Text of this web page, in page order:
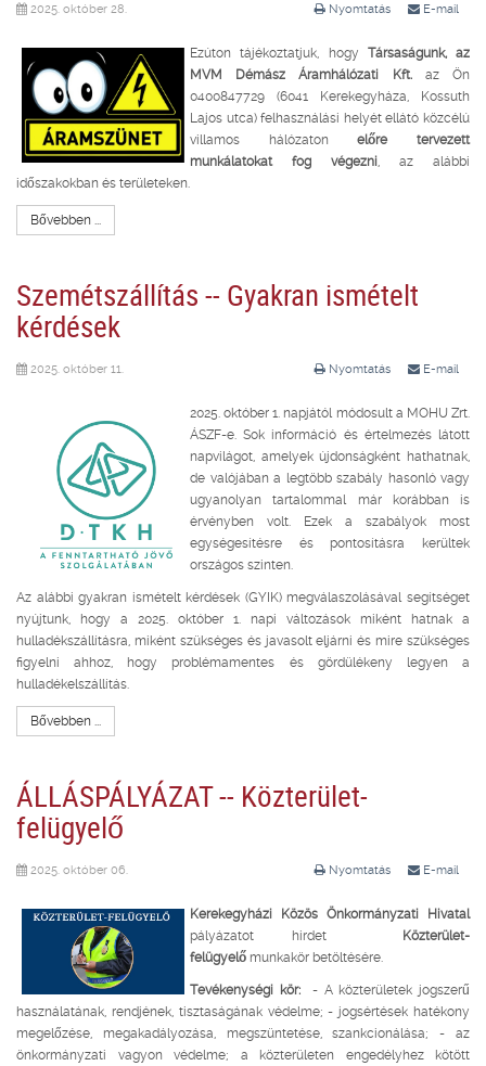
Nyomtatás E-mail
2025. október 28.
Ezúton tájékoztatjuk, hogy Társaságunk, az
MVM Démász Áramhálózati Kft.az Ön
0400847729 (6041 Kerekegyháza, Kossuth
Lajos utca) felhasználási helyét ellátó közcélú
villamos hálózatonelőre tervezett
munkálatokat fog végezni , az alábbi
időszakokban és területeken.
Bővebben ...
Szemétszállítás -- Gyakran ismételt
kérdések
Nyomtatás E-mail
2025. október 11.
2025. október 1. napjától módosult a MOHU Zrt.
ÁSZF-e. Sok információ és értelmezés látott
napvilágot, amelyek újdonságként hathatnak,
de valójában a legtöbb szabály hasonló vagy
ugyanolyan tartalommal már korábban is
érvényben volt. Ezek a szabályok most
egységesítésre és pontosításra kerültek
országos szinten.
Az alábbi gyakran ismételt kérdések (GYIK) megválaszolásával segítséget
nyújtunk, hogy a 2025. október 1. napi változások miként hatnak a
hulladékszállításra, miként szükséges és javasolt eljárni és mire szükséges
figyelni ahhoz, hogy problémamentes és gördülékeny legyen a
hulladékelszállítás.
Bővebben ...
ÁLLÁSPÁLYÁZAT -- Közterület-
felügyelő
Nyomtatás E-mail
2025. október 06.
Kerekegyházi Közös Önkormányzati Hivatal
pályázatot hirdet Közterület-
felügyelő munkakör betöltésére.
Tevékenységi kör:- A közterületek jogszerű
használatának, rendjének, tisztaságának védelme; - jogsértések hatékony
megelőzése, megakadályozása, megszüntetése, szankcionálása; - az
önkormányzati vagyon védelme; a közterületen engedélyhez kötött